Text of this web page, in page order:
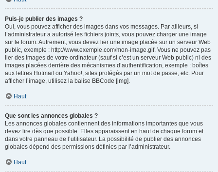
Puis-je publier des images ?
Oui, vous pouvez afficher des images dans vos messages. Par ailleurs, si
l’administrateur a autorisé les fichiers joints, vous pouvez charger une image
sur le forum. Autrement, vous devez lier une image placée sur un serveur Web
public, exemple : http://www.exemple.com/mon-image.gif. Vous ne pouvez pas
lier des images de votre ordinateur (sauf si c’est un serveur Web public) ni des
images placées derrière des mécanismes d’authentification, exemple : boîtes
aux lettres Hotmail ou Yahoo!, sites protégés par un mot de passe, etc. Pour
afficher l’image, utilisez la balise BBCode [img].
Haut
Que sont les annonces globales ?
Les annonces globales contiennent des informations importantes que vous
devez lire dès que possible. Elles apparaissent en haut de chaque forum et
dans votre panneau de l’utilisateur. La possibilité de publier des annonces
globales dépend des permissions définies par l’administrateur.
Haut